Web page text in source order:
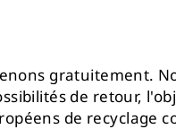
gratuitement.
de retour,
de recyclage